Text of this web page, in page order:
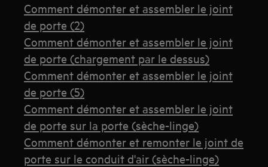
Comment démonter et assembler le joint
de porte (2)
Comment démonter et assembler le joint
de porte (chargement par le dessus)
Comment démonter et assembler le joint
de porte (5)
Comment démonter et assembler le joint
de porte sur la porte (sèche-linge)
Comment démonter et remonter le joint de
porte sur le conduit d'air (sèche-linge)